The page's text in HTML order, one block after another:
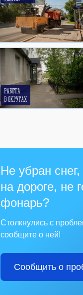
Не убран
на дороге, не
фонарь?
Столкнулись с
сообщите о ней!
Сообщить о